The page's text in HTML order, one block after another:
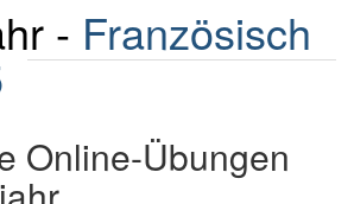
- Französisch
Online-Übungen